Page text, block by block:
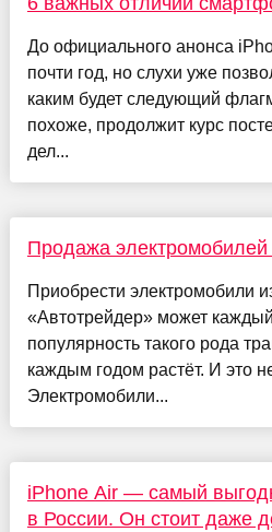
До официального анонса
почти год, но слухи уже
каким будет следующий
похоже, продолжит курс
дел...
Продажа
Приобрести электромобили
«Автотрейдер» может
популярность такого рода
каждым годом растёт. И это
Электромобили...
iPhone Air — самый
в России. Он стоит даже